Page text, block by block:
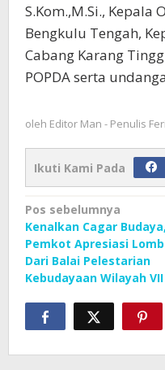
S.Kom.,M.Si., Kepala
Bengkulu Tengah,
Cabang Karang
POPDA serta
oleh Editor Man - Penulis Feri
Ikuti Kami Pada
Navigasi
pos
Pos sebelumnya
Kenalkan Cagar Budaya,
Pemkot Apresiasi
Dari Balai Pelestarian
Kebudayaan Wilayah VII